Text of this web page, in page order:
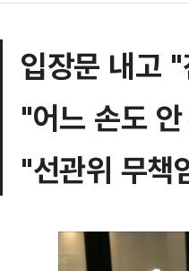
입장문 내고
"어느 손도
"선관위 무